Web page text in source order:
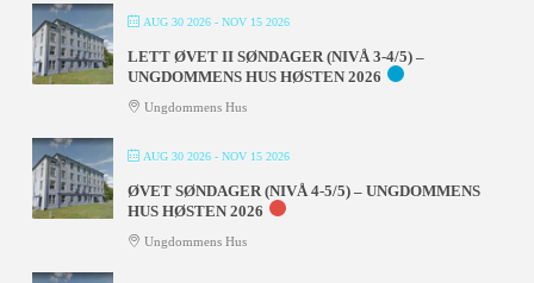
AUG 30 2026- NOV 15 2026
LETT ØVET II SØNDAGER (NIVÅ 3-4/5) –
UNGDOMMENS HUS HØSTEN 2026
Ungdommens Hus
AUG 30 2026- NOV 15 2026
ØVET SØNDAGER (NIVÅ 4-5/5) – UNGDOMMENS
HUS HØSTEN 2026
Ungdommens Hus